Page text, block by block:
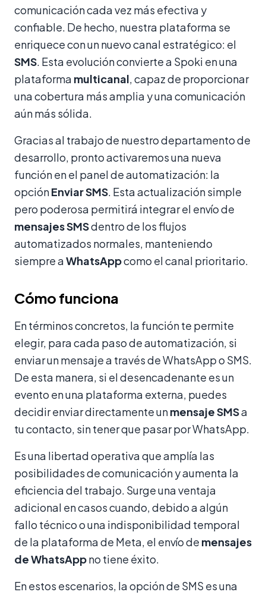
comunicación cada vez más efectiva y
confiable. De hecho, nuestra plataforma se
enriquece con un nuevo canal estratégico: el
SMS . Esta evolución convierte a Spoki en una
plataforma multicanal , capaz de proporcionar
una cobertura más amplia y una comunicación
aún más sólida.
Gracias al trabajo de nuestro departamento de
desarrollo, pronto activaremos una nueva
función en el panel de automatización: la
opciónEnviar SMS . Esta actualización simple
pero poderosa permitirá integrar el envío de
mensajes SMSdentro de los flujos
automatizados normales, manteniendo
siempre aWhatsAppcomo el canal prioritario.
Cómo funciona
En términos concretos, la función te permite
elegir, para cada paso de automatización, si
enviar un mensaje a través de WhatsApp o SMS.
De esta manera, si el desencadenante es un
evento en una plataforma externa, puedes
decidir enviar directamente unmensaje SMSa
tu contacto, sin tener que pasar por WhatsApp.
Es una libertad operativa que amplía las
posibilidades de comunicación y aumenta la
eficiencia del trabajo. Surge una ventaja
adicional en casos cuando, debido a algún
fallo técnico o una indisponibilidad temporal
de la plataforma de Meta, el envío de mensajes
de WhatsAppno tiene éxito.
En estos escenarios, la opción de SMS es una